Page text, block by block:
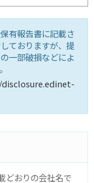
有報告書に記載さ
ておりますが、提
一部破損などによ
どおりの会社名で